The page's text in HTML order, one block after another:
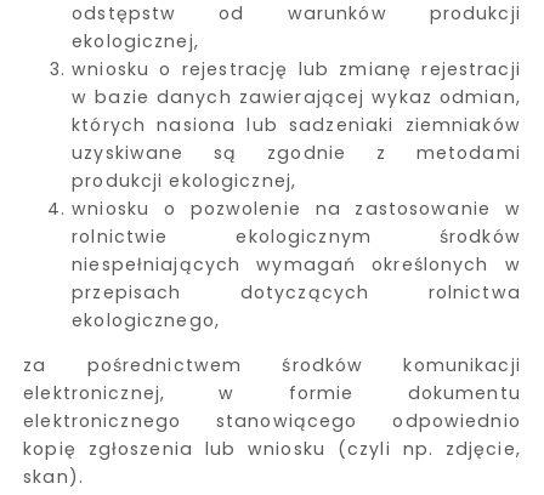
odstępstw od warunków produkcji
ekologicznej,
wniosku o rejestrację lub zmianę rejestracji
w bazie danych zawierającej wykaz odmian,
których nasiona lub sadzeniaki ziemniaków
uzyskiwane są zgodnie z metodami
produkcji ekologicznej,
wniosku o pozwolenie na zastosowanie w
rolnictwie ekologicznym środków
niespełniających wymagań określonych w
przepisach dotyczących rolnictwa
ekologicznego,
za pośrednictwem środków komunikacji
elektronicznej, w formie dokumentu
elektronicznego stanowiącego odpowiednio
kopię zgłoszenia lub wniosku (czyli np. zdjęcie,
skan).